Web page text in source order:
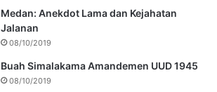
Medan: Anekdot Lama dan Kejahatan
Jalanan
08/10/2019
Buah Simalakama Amandemen UUD 1945
08/10/2019